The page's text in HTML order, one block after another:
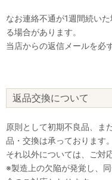
なお連絡不通が1週間続い
る場合があります。
当店からの返信メールを必
返品交換について
原則として初期不良品、ま
品・交換は承っております。
それ以外については、ご対
※製造上の欠陥が発覚し、